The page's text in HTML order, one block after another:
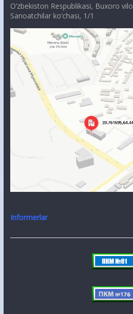
O’zbekiston Respublikasi, Buxoro
Sanoatchilar ko’chasi, 1/1
Informerlar